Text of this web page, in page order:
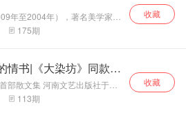
色奔流。穆有衡、何吉祥及
沧海桑田，从物质到非物质的
觉到自觉的向善之心，细小不
石般迷人的文化。本书分为十
概况、物质文化、民间文化、
化、精神气质、族际交往、对
文化传承、有影响的人物、重
年至2004年），著名美学家、
家。流传最为广泛的毛泽东侧
，也是中国美学教材理论框架
被批斗住“牛棚”，始终不忘本
石、艾青等大家皆有交集。 王
索，用详实的资料、独特细腻
了王朝闻先生的一生。全书分
代潮中、十七年、在劫难
175期
收藏
情书|《大染坊》同款|
南文艺出版社于
小说家的散文”丛书，9年间已出
作者队伍颇为壮观，几乎囊括
113期
收藏